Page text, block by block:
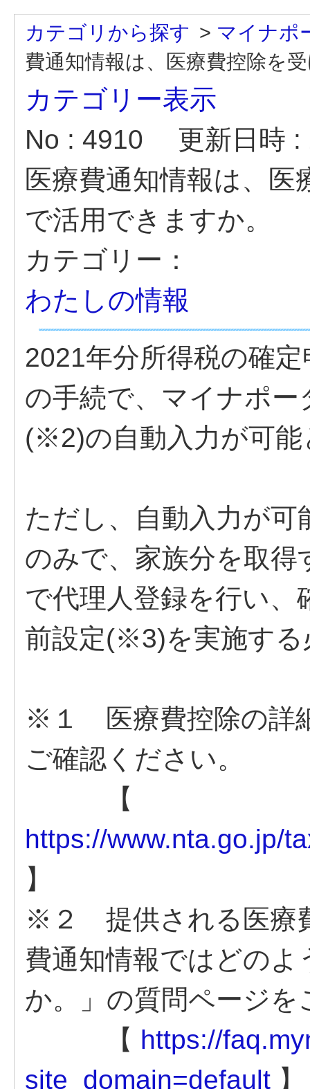
カテゴリから探す > マイナポ
費通知情報は、医療費控除を
カテゴリー表示
No : 4910
更新日時
医療費通知情報は、
で活用できますか。
カテゴリー：
わたしの情報
2021年分所得税の確
の手続で、マイナポ
(※2)の自動入力が可能
ただし、自動入力が可
のみで、家族分を取
で代理人登録を行い、
前設定(※3)を実施する
※１ 医療費控除の詳
ご確認ください。
【
https://www.nta.go.jp/
】
※２ 提供される医療
費通知情報ではどの
か。」の質問ページを
【 https://
site_domain=default 】